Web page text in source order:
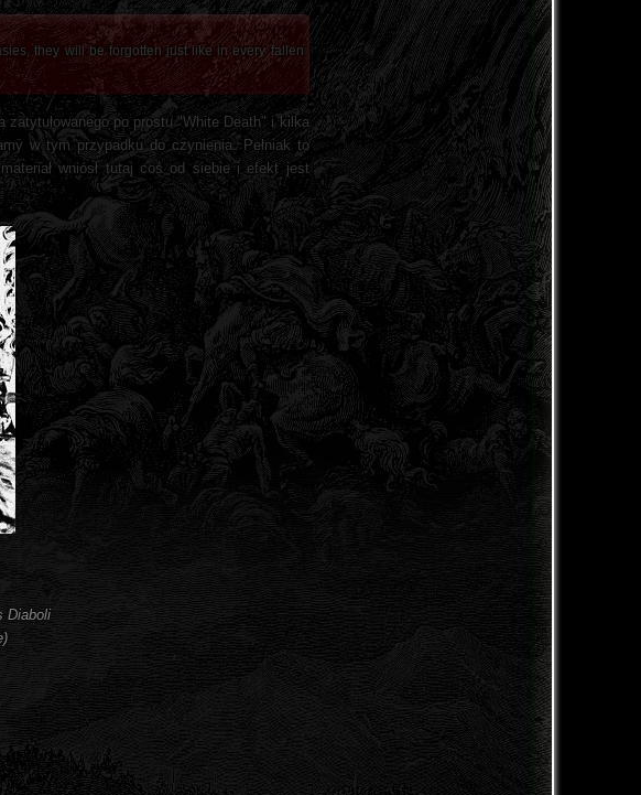
they will be forgotten just like in every fallen
zatytułowanego po prostu "White Death" i kilka
w tym przypadku do czynienia. Pełniak to
wniósł tutaj coś od siebie i efekt jest
Diaboli